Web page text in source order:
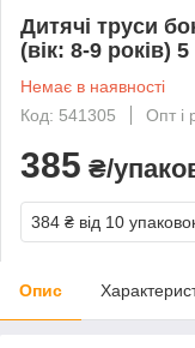
Дитячі труси
(вік: 8-9 років)
Немає в наявності
Код: 541305
Опт і
385 ₴/
384 ₴ від 10
Опис